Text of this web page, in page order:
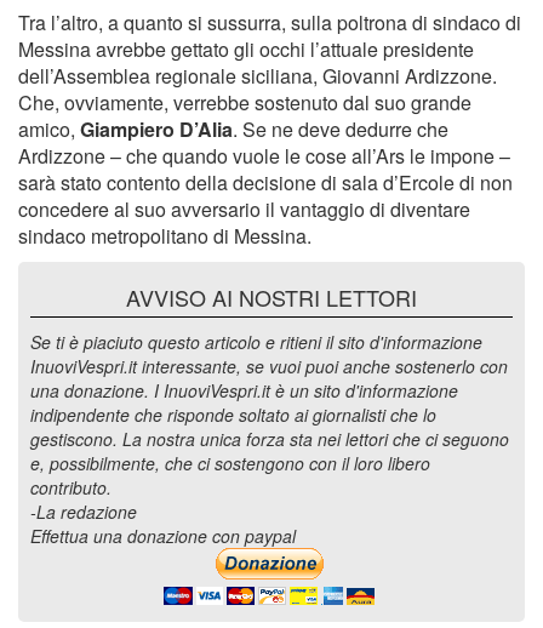
Tra l’altro, a quanto si sussurra, sulla poltrona di sindaco di
Messina avrebbe gettato gli occhi l’attuale presidente
dell’Assemblea regionale siciliana, Giovanni Ardizzone.
Che, ovviamente, verrebbe sostenuto dal suo grande
amico, Giampiero D’Alia. Se ne deve dedurre che
Ardizzone – che quando vuole le cose all’Ars le impone –
sarà stato contento della decisione di sala d’Ercole di non
concedere al suo avversario il vantaggio di diventare
sindaco metropolitano di Messina.
AVVISO AI NOSTRI LETTORI
Se ti è piaciuto questo articolo e ritieni il sito d'informazione
InuoviVespri.it interessante, se vuoi puoi anche sostenerlo con
una donazione. I InuoviVespri.it è un sito d'informazione
indipendente che risponde soltato ai giornalisti che lo
gestiscono. La nostra unica forza sta nei lettori che ci seguono
e, possibilmente, che ci sostengono con il loro libero
contributo.
-La redazione
Effettua una donazione con paypal